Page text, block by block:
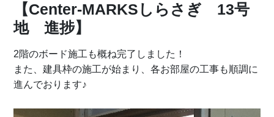
【Center-MARKSしらさぎ 13号
地 進捗】
2階のボード施工も概ね完了しました！
また、建具枠の施工が始まり、各お部屋の工事も順調に
進んでおります♪